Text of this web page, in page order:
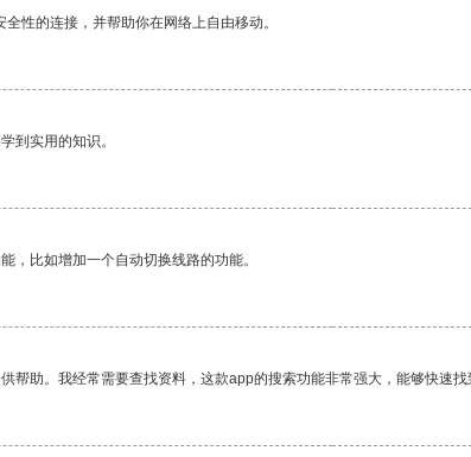
性的连接，并帮助你在网络上自由移动。
到实用的知识。
，比如增加一个自动切换线路的功能。
帮助。我经常需要查找资料，这款app的搜索功能非常强大，能够快速找